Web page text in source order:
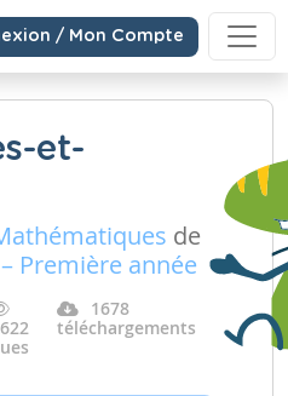
/ Mon Compte
et-
de
Première année
1678
téléchargements